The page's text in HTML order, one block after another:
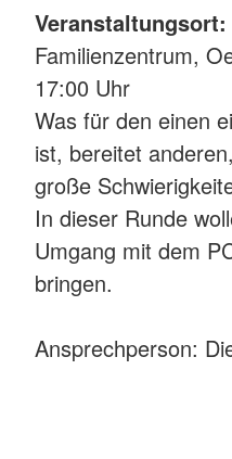
Veranstaltungsort:
Familienzentrum,
17:00 Uhr
Was für den einen
ist, bereitet
große
In dieser Runde
Umgang mit dem
bringen.
Ansprechperson: